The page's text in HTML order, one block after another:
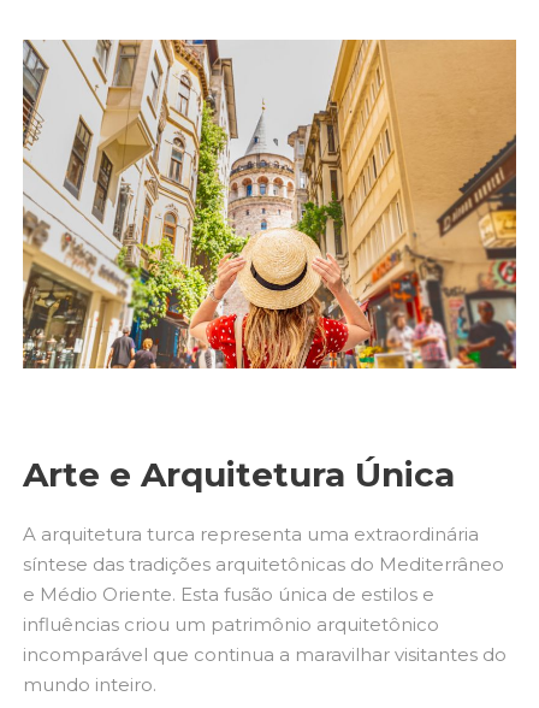
Arte e Arquitetura Única
A arquitetura turca representa uma extraordinária
síntese das tradições arquitetônicas do Mediterrâneo
e Médio Oriente. Esta fusão única de estilos e
influências criou um patrimônio arquitetônico
incomparável que continua a maravilhar visitantes do
mundo inteiro.